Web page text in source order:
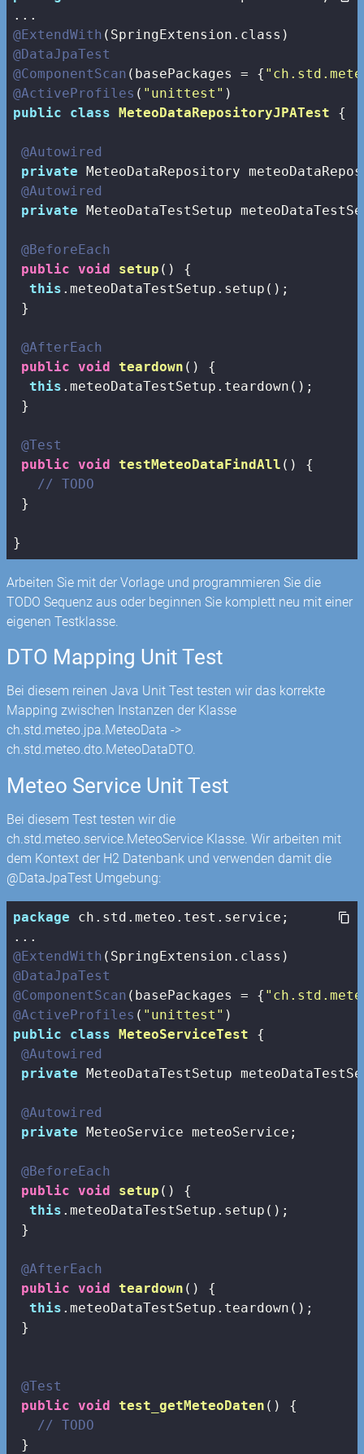
@ExtendWith
@DataJpaTest
@ComponentScan (basePackages = {
@ActiveProfiles ( "unittest"
public
class MeteoDataRepositoryJPATest {
@Autowired
private MeteoDataRepository
@Autowired
private MeteoDataTestSetup
@BeforeEach
public void setup ()
{
this .meteoDataTestSetup.setup();
}
@AfterEach
public void teardown ()
{
this .meteoDataTestSetup.teardown();
}
@Test
public void testMeteoDataFindAll ()
{
// TODO
}
}
Arbeiten Sie mit der Vorlage und programmieren Sie die
TODO Sequenz aus oder beginnen Sie komplett neu mit einer
eigenen Testklasse.
DTO Mapping Unit Test
Bei diesem reinen Java Unit Test testen wir das korrekte
Mapping zwischen Instanzen der Klasse
ch.std.meteo.jpa.MeteoData ->
ch.std.meteo.dto.MeteoDataDTO.
Meteo Service Unit Test
Bei diesem Test testen wir die
ch.std.meteo.service.MeteoService Klasse. Wir arbeiten mit
dem Kontext der H2 Datenbank und verwenden damit die
@DataJpaTest Umgebung:
package ch.std.meteo.test.service;
@ExtendWith
@DataJpaTest
@ComponentScan (basePackages = {
@ActiveProfiles ( "unittest"
public
class MeteoServiceTest
{
@Autowired
private MeteoDataTestSetup
@Autowired
private MeteoService meteoService;
@BeforeEach
public void setup ()
{
this .meteoDataTestSetup.setup();
}
@AfterEach
public void teardown ()
{
this .meteoDataTestSetup.teardown();
}
@Test
public void test_getMeteoDaten ()
{
// TODO
}